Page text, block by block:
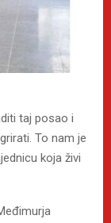
taj posao i
To nam je
koja živi